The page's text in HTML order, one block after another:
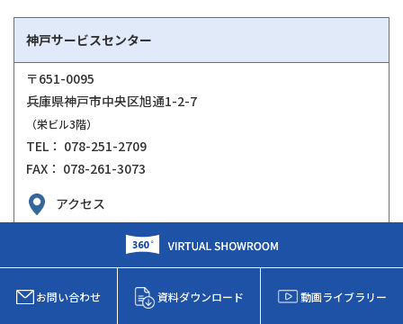
神戸サービスセンター
〒651-0095
兵庫県神戸市中央区旭通1-2-7
（栄ビル3階）
TEL： 078-251-2709
FAX： 078-261-3073
アクセス
西宮サービスセンター
お問い合わせ 資料ダウンロード 動画ライブラリー